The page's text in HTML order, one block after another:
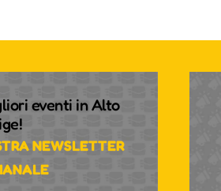
eventi in Alto
NEWSLETTER